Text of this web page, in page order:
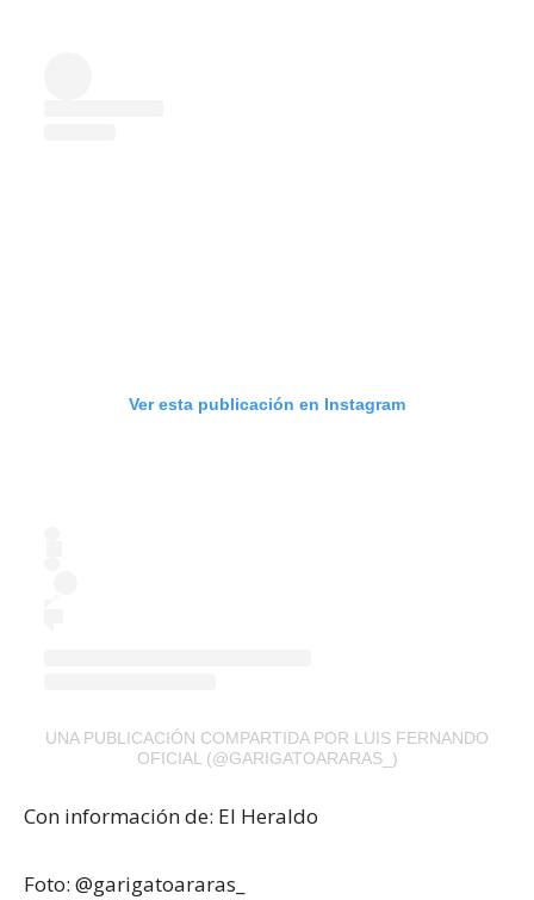
Ver esta publicación en Instagram
UNA PUBLICACIÓN COMPARTIDA POR LUIS FERNANDO
OFICIAL (@GARIGATOARARAS_)
Con información de: El Heraldo
Foto: @garigatoararas_